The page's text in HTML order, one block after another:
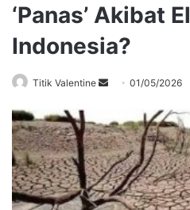
‘Panas’ Akibat
Indonesia?
Titik Valentine
Send
email
01/05/2026